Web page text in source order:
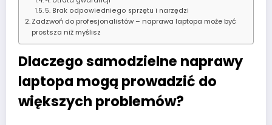
5. Brak odpowiedniego sprzętu i narzędzi
Zadzwoń do profesjonalistów – naprawa laptopa może być
prostsza niż myślisz
Dlaczego samodzielne naprawy
laptopa mogą prowadzić do
większych problemów?